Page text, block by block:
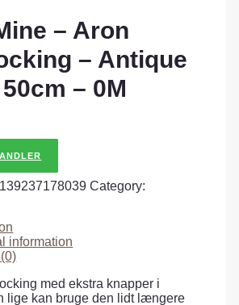
– Aron
– Antique
– 0M
Category:
information
med ekstra knapper i
lige kan bruge den lidt længere